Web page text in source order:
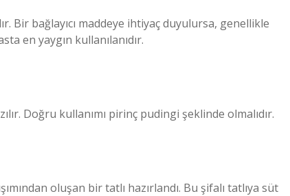
Bir bağlayıcı maddeye ihtiyaç duyulursa, genellikle
en yaygın kullanılanıdır.
Doğru kullanımı pirinç pudingi şeklinde olmalıdır.
oluşan bir tatlı hazırlandı. Bu şifalı tatlıya süt